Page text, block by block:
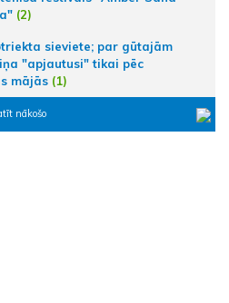
(2)
sieviete; par gūtajām
"apjautusi" tikai pēc
mājās (1)
nākošo